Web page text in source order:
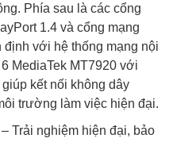
Phía sau là các cổng
1.4 và cổng mạng
định với hệ thống mạng nội
MediaTek MT7920 với
kết nối không dây
trường làm việc hiện đại.
Trải nghiệm hiện đại, bảo